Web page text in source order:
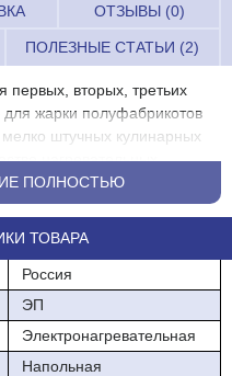
ОТЗЫВЫ (0)
ПОЛЕЗНЫЕ СТАТЬИ (2)
первых, вторых, третьих
жарки полуфабрикотов
штучных кулинарных
нагревательных
что обеспечивает
гарантирует долгий
посуды. Плита
краской подставку.
ножки из квадратной
ПОЛНОСТЬЮ
ТОВАРА
Россия
ЭП
Электронагревательная
Напольная